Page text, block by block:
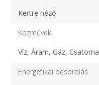
Kertre néző
Közművek
Víz, Áram, Gáz, Csatorna
Energetikai besorolás